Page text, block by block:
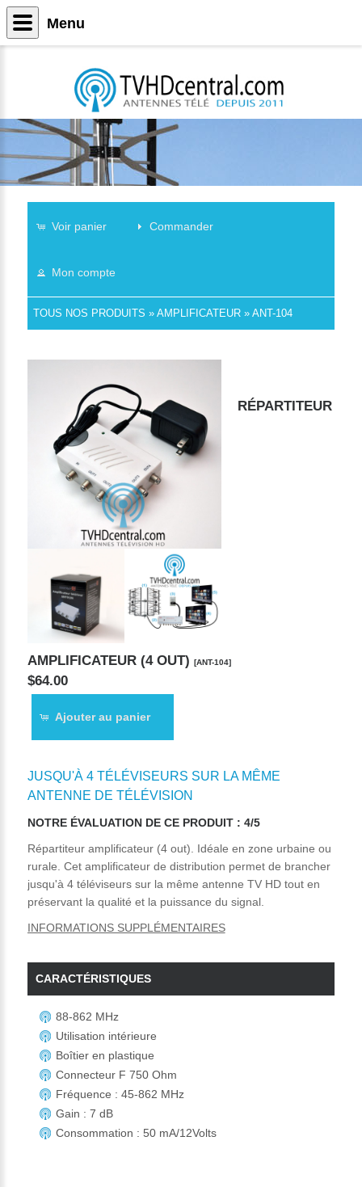
Voir panier Commander
Mon compte
TOUS NOS PRODUITS » AMPLIFICATEUR» ANT-104
RÉPARTITEUR
AMPLIFICATEUR (4 OUT) [ANT-104]
$64.00
Ajouter au panier
JUSQU'À 4 TÉLÉVISEURS SUR LA MÊME
ANTENNE DE TÉLÉVISION
NOTRE ÉVALUATION DE CE PRODUIT : 4/5
Répartiteur amplificateur (4 out). Idéale en zone urbaine ou
rurale. Cet amplificateur de distribution permet de brancher
jusqu'à 4 téléviseurs sur la même antenne TV HD tout en
préservant la qualité et la puissance du signal.
INFORMATIONS SUPPLÉMENTAIRES
CARACTÉRISTIQUES
88-862 MHz
Utilisation intérieure
Boîtier en plastique
Connecteur F 750 Ohm
Fréquence : 45-862 MHz
Gain : 7 dB
Consommation : 50 mA/12Volts
Menu